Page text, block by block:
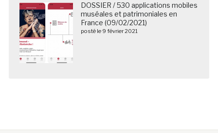
DOSSIER / 530 applications mobiles
muséales et patrimoniales en
France (09/02/2021)
posté le 9 février 2021